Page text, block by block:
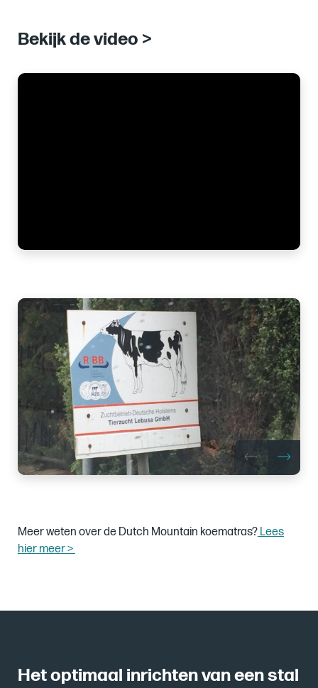
Bekijk de video >
Images
Images
of
Meer weten over de Dutch Mountain koematras?Lees
hier meer >
Het optimaal inrichten van een stal